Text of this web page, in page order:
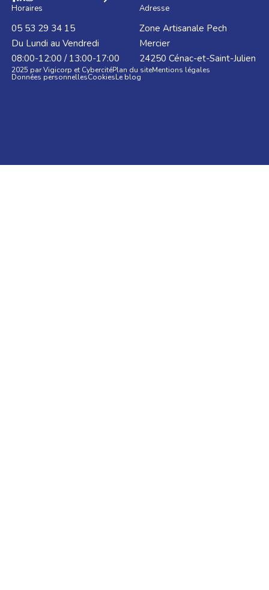
Horaires
05 53 29 34 15
Du Lundi au Vendredi
08:00-12:00 / 13:00-17:00
Adresse
Zone Artisanale Pech
Mercier
24250 Cénac-et-Saint-Julien
2025 par Vigicorp et CybercitéPlan du siteMentions légales
Données personnellesCookiesLe blog